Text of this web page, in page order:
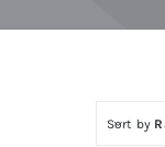
Sort by